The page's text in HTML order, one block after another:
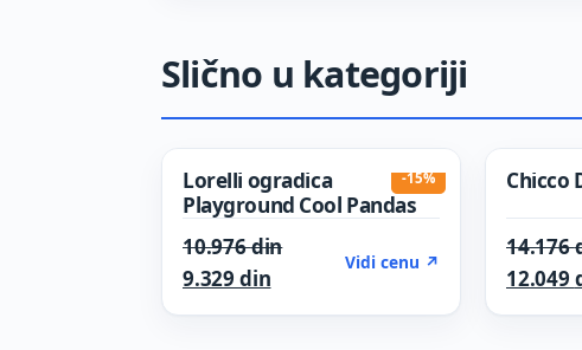
Slično u kategoriji
-15%
Lorelli ogradica
Playground Cool Pandas
10.976dinOriginal price was: 10.976 din.
9.329 dinCurrent price is: 9.329 din.
Vidi cenu ↗
Chicco
14.176
12.049